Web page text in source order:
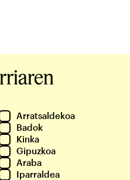
Arratsaldekoa
Badok
Kinka
Gipuzkoa
Araba
Iparraldea